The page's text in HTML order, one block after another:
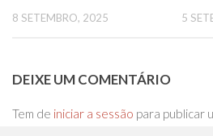
8 SETEMBRO, 2025 5
DEIXE UM COMENTÁRIO
Tem de iniciar a sessão para publicar